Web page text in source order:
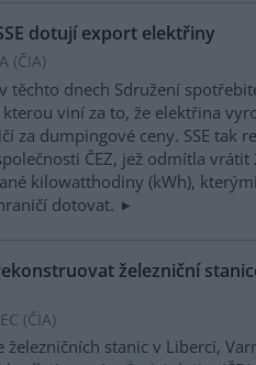
dotují export elektřiny
(ČIA)
těchto dnech Sdružení
kterou viní za to, že elektřina
za dumpingové ceny. SSE tak
ČEZ, jež odmítla vrátit
kilowatthodiny (kWh),
dotovat.
železniční
(ČIA)
železničních stanic v Liberci,